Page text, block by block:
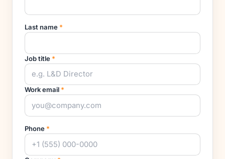
Last name *
Job title *
Work email *
Phone *